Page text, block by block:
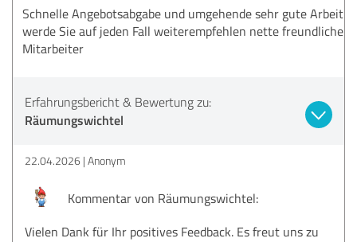
Schnelle Angebotsabgabe und umgehende sehr gute Arbeit
werde Sie auf jeden Fall weiterempfehlen nette freundliche
Mitarbeiter
Erfahrungsbericht & Bewertung zu:
Räumungswichtel
22.04.2026 Anonym
Kommentar von Räumungswichtel:
Vielen Dank für Ihr positives Feedback. Es freut uns zu